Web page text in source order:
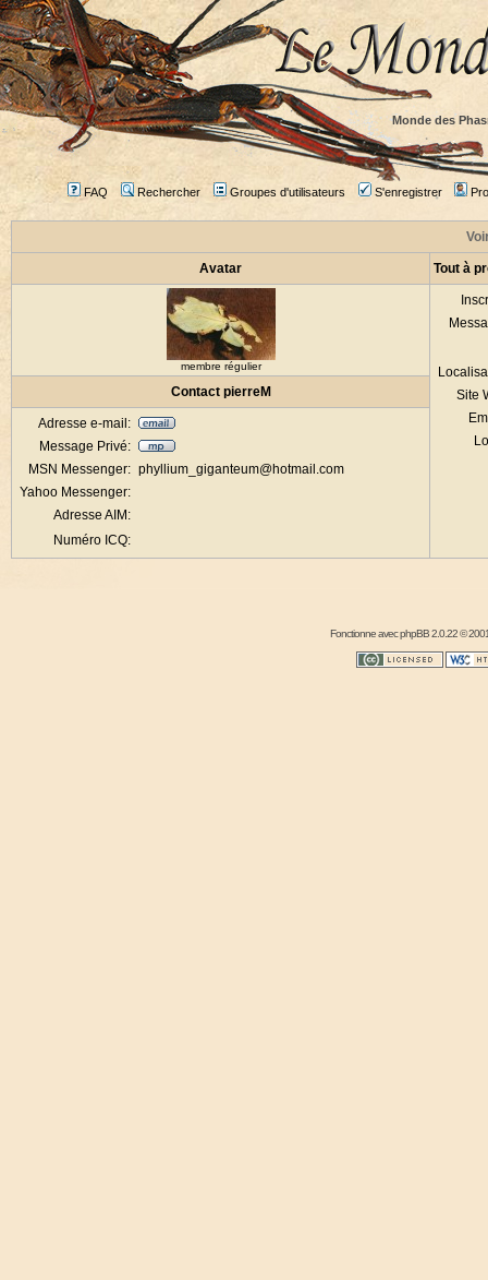
Monde des
FAQ Rechercher Groupes d'utilisateurs S'enregistrer
Avatar Tout à
membre régulier
Site
Contact pierreM
Adresse e-mail:
Message Privé:
MSN Messenger: phyllium_giganteum@hotmail.com
Yahoo Messenger:
Adresse AIM:
Numéro ICQ:
Fonctionne avecphpBB2.0.22 ©